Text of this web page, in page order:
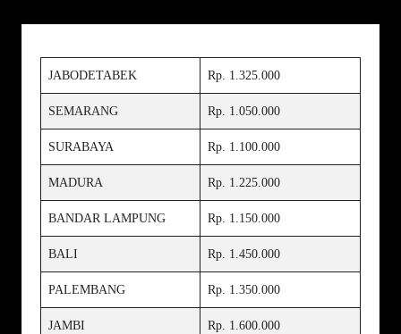
JABODETABEK Rp. 1.325.000
SEMARANG Rp. 1.050.000
SURABAYA Rp. 1.100.000
MADURA Rp. 1.225.000
BANDAR LAMPUNG Rp. 1.150.000
BALI Rp. 1.450.000
PALEMBANG Rp. 1.350.000
JAMBI Rp. 1.600.000